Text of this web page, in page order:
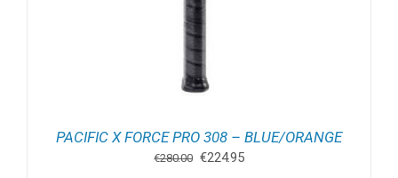
PACIFIC X FORCE PRO 308 – BLUE/ORANGE
€280.00 Oorspronkelijke
€224.95Huidige